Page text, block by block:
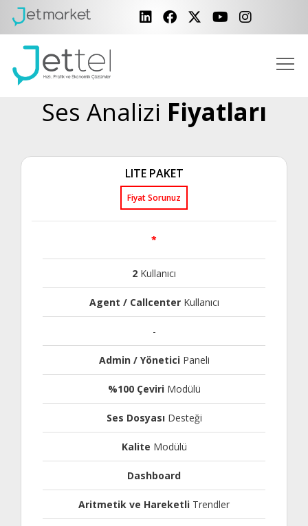
Ses Analizi Fiyatları
LITE PAKET
Fiyat Sorunuz
*
2 Kullanıcı
Agent / Callcenter Kullanıcı
-
Admin / Yönetici Paneli
%100 Çeviri Modülü
Ses Dosyası Desteği
Kalite Modülü
Dashboard
Aritmetik ve Hareketli Trendler